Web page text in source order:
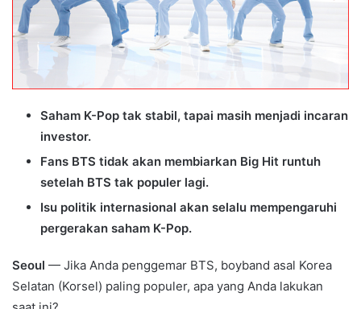
Saham K-Pop tak stabil, tapai masih menjadi incaran
investor.
Fans BTS tidak akan membiarkan Big Hit runtuh
setelah BTS tak populer lagi.
Isu politik internasional akan selalu mempengaruhi
pergerakan saham K-Pop.
Seoul — Jika Anda penggemar BTS, boyband asal Korea
Selatan (Korsel) paling populer, apa yang Anda lakukan